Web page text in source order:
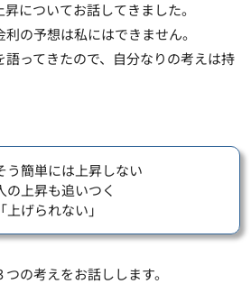
についてお話してきました。
の予想は私にはできません。
語ってきたので、自分なりの考えは持
う簡単には上昇しない
の上昇も追いつく
げられない」
の考えをお話しします。